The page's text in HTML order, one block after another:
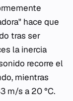
hace que
tras ser
la inercia
recorre el
mientras
m/s a 20 °C.